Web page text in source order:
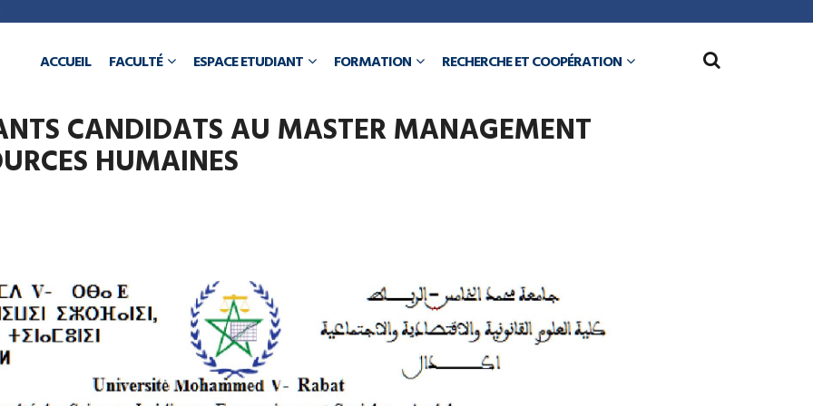
ACCUEIL FACULTÉ ESPACE ETUDIANT FORMATION RECHERCHE ET COOPÉRATION
CANDIDATS AU MASTER MANAGEMENT
HUMAINES